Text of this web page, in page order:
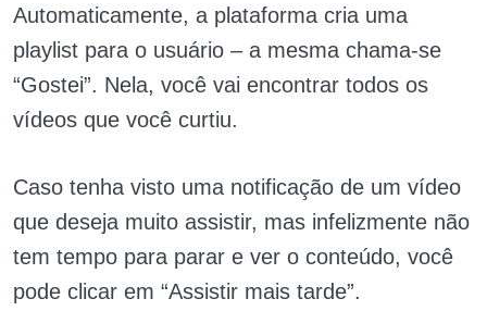
Automaticamente, a plataforma cria uma
playlist para o usuário – a mesma chama-se
“Gostei”. Nela, você vai encontrar todos os
vídeos que você curtiu.
Caso tenha visto uma notificação de um vídeo
que deseja muito assistir, mas infelizmente não
tem tempo para parar e ver o conteúdo, você
pode clicar em “Assistir mais tarde”.